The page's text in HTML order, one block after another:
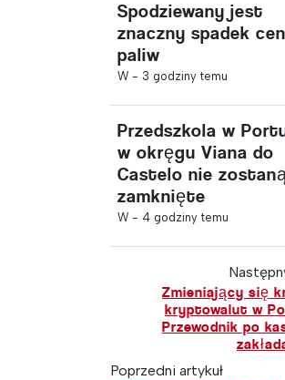
Spodziewany jest
znaczny spadek cen
paliw
W - 3 godziny temu
Przedszkola w
w okręgu Viana do
Castelo nie
zamknięte
W - 4 godziny temu
Zmieniający się
kryptowalut w
Przewodnik po
Poprzedni artykuł